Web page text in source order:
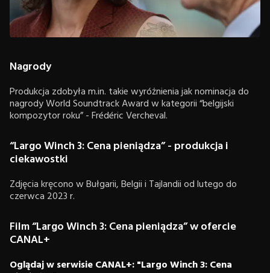
Nagrody
Produkcja zdobyła m.in. takie wyróżnienia jak nominacja do
nagrody World Soundtrack Award w kategorii “belgijski
kompozytor roku” - Frédéric Vercheval.
“Largo Winch 3: Cena pieniądza” - produkcja i
ciekawostki
Zdjęcia kręcono w Bułgarii, Belgii i Tajlandii od lutego do
czerwca 2023 r.
Film “Largo Winch 3: Cena pieniądza” w ofercie
CANAL+
Oglądaj w serwisie CANAL+: "Largo Winch 3: Cena